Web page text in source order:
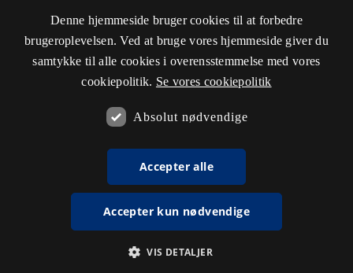
Denne hjemmeside bruger cookies til at forbedre
brugeroplevelsen. Ved at bruge vores hjemmeside giver du
samtykke til alle cookies i overensstemmelse med vores
cookiepolitik. Se vores cookiepolitik
Absolut nødvendige
Accepter alle
Accepter kun nødvendige
VIS DETALJER